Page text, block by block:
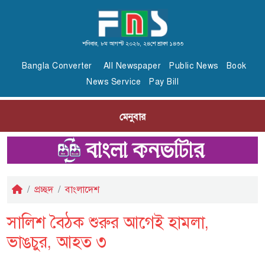
শনিবার, ৮ম আগস্ট ২০২৬, ২৪শে শ্রাবণ ১৪৩৩
Bangla Converter All Newspaper Public News
Book
News Service
Pay Bill
মেনুবার
প্রচ্ছদ বাংলাদেশ
সালিশ বৈঠক শুরুর আগেই হামলা,
ভাঙচুর, আহত ৩